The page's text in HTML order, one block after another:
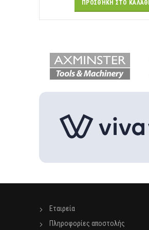
ΠΡΟΣΘΉΚΗ ΣΤΟ ΚΑΛΆΘΙ
Εταιρεία
Πληροφορίες αποστολής